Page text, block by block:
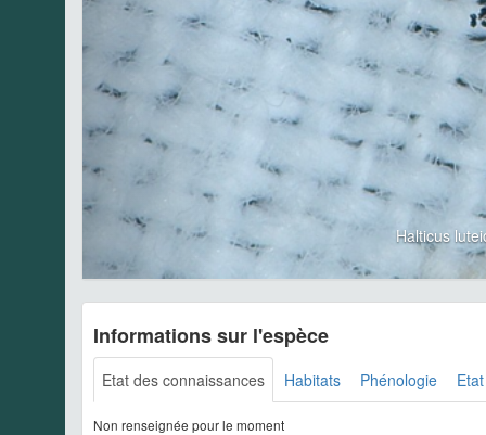
Halticus
Informations sur l'espèce
Etat des connaissances Habitats Phénologie
Non renseignée pour le moment